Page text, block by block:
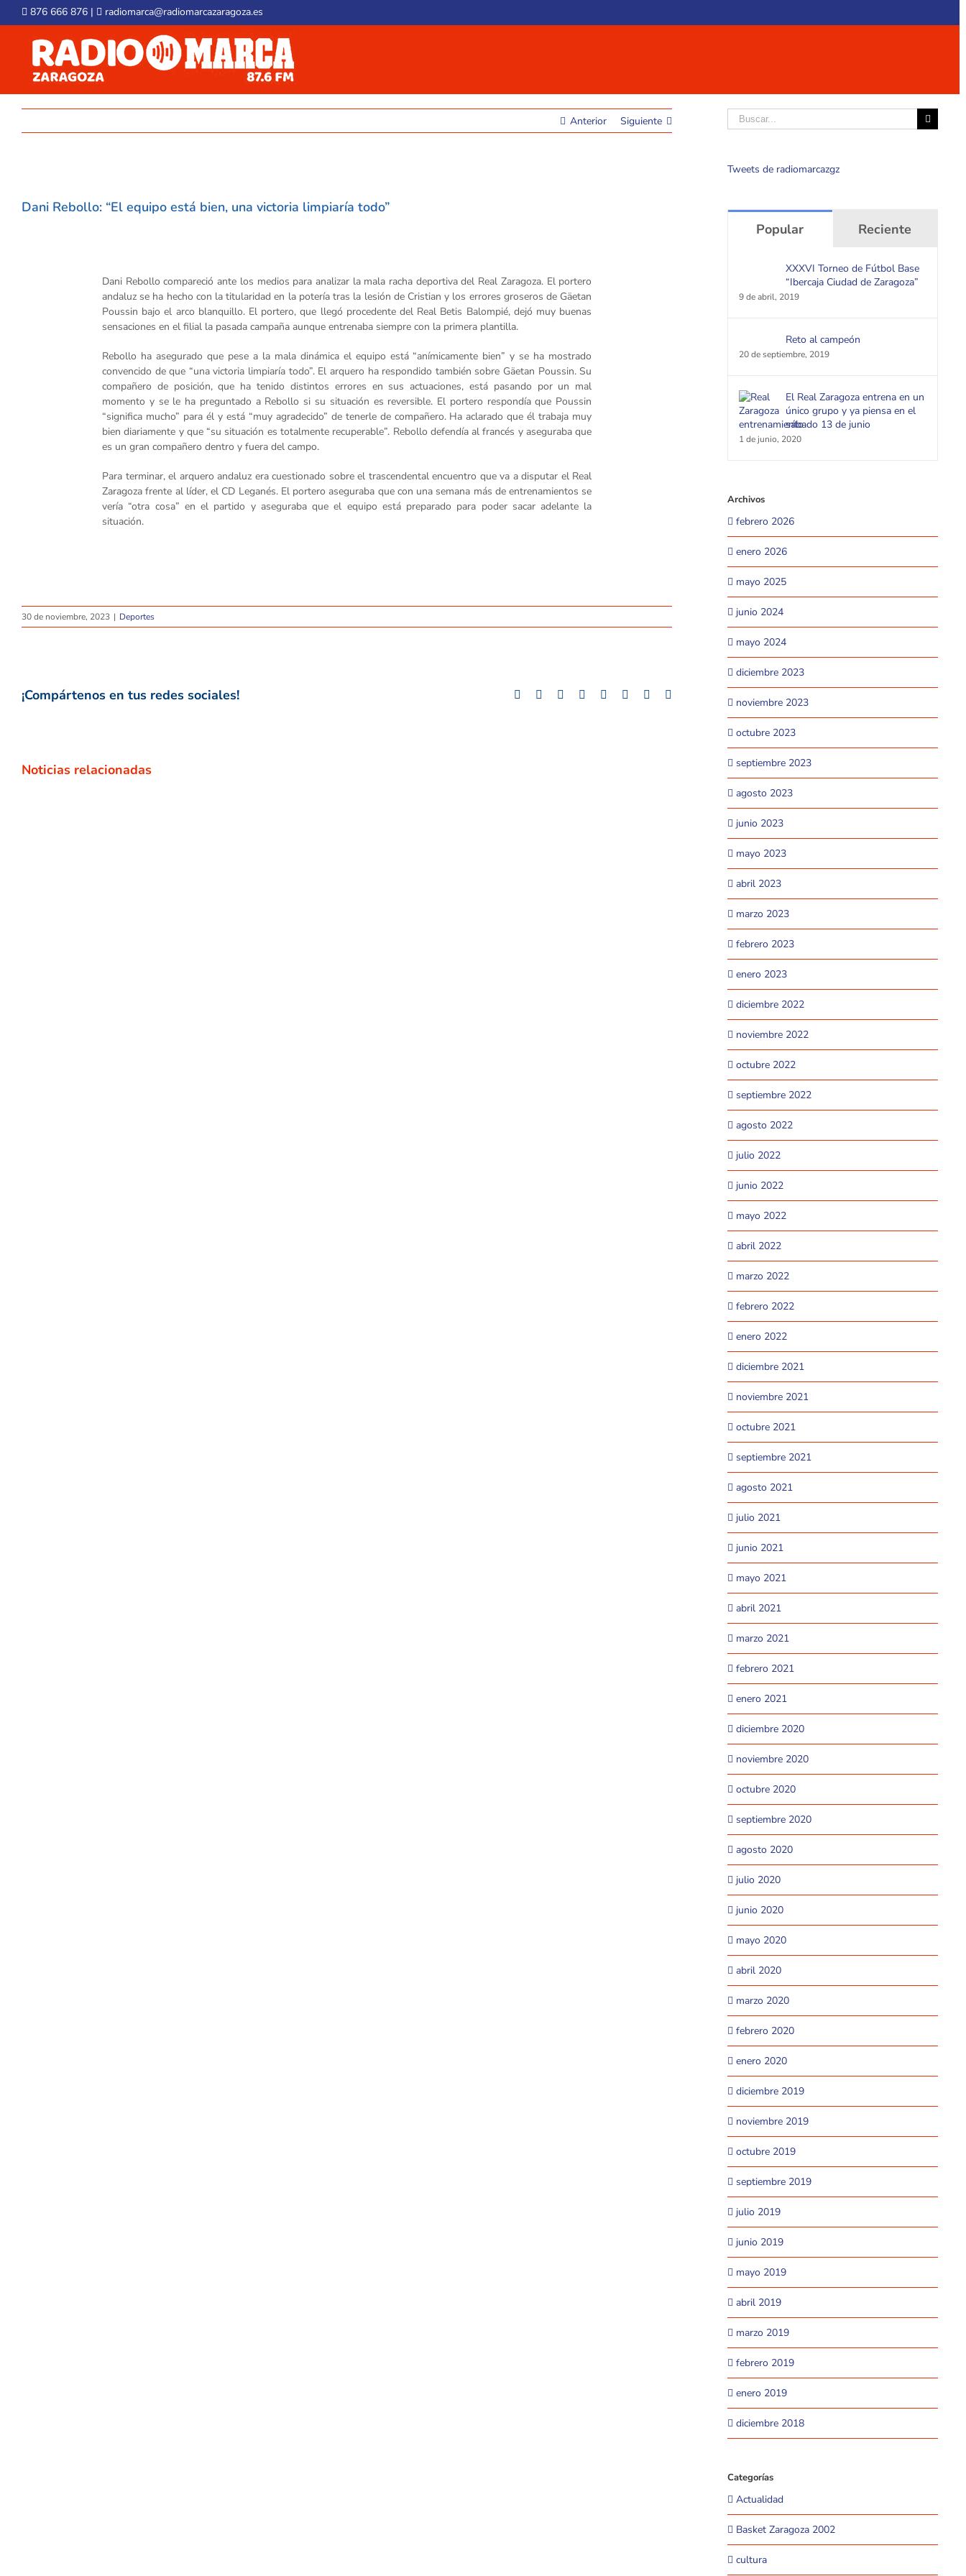
to
876 666 876 | radiomarca@radiomarcazaragoza.es
Anterior Siguiente
Image
Dani Rebollo: “El equipo está bien, una victoria limpiaría todo”
Dani Rebollo compareció ante los medios para analizar la mala racha deportiva del Real Zaragoza. El portero
andaluz se ha hecho con la titularidad en la potería tras la lesión de Cristian y los errores groseros de Gäetan
Poussin bajo el arco blanquillo. El portero, que llegó procedente del Real Betis Balompié, dejó muy buenas
sensaciones en el filial la pasada campaña aunque entrenaba siempre con la primera plantilla.
Rebollo ha asegurado que pese a la mala dinámica el equipo está “anímicamente bien” y se ha mostrado
convencido de que “una victoria limpiaría todo”. El arquero ha respondido también sobre Gäetan Poussin. Su
compañero de posición, que ha tenido distintos errores en sus actuaciones, está pasando por un mal
momento y se le ha preguntado a Rebollo si su situación es reversible. El portero respondía que Poussin
“significa mucho” para él y está “muy agradecido” de tenerle de compañero. Ha aclarado que él trabaja muy
bien diariamente y que “su situación es totalmente recuperable”. Rebollo defendía al francés y aseguraba que
es un gran compañero dentro y fuera del campo.
Para terminar, el arquero andaluz era cuestionado sobre el trascendental encuentro que va a disputar el Real
Zaragoza frente al líder, el CD Leganés. El portero aseguraba que con una semana más de entrenamientos se
vería “otra cosa” en el partido y aseguraba que el equipo está preparado para poder sacar adelante la
situación.
30 de noviembre, 2023 | Deportes
¡Compártenos en tus redes sociales! Facebook
TwitterLinkedInWhatsappGoogle+
TumblrPinterest
Noticias relacionadas
Buscar
Tweets de radiomarcazgz
Popular Reciente
XXXVI Torneo de Fútbol Base
“Ibercaja Ciudad de Zaragoza”
9 de abril, 2019
Reto al campeón
20 de septiembre, 2019
El Real Zaragoza entrena en un
único grupo y ya piensa en el
sábado 13 de junio
1 de junio, 2020
Archivos
febrero 2026
enero 2026
mayo 2025
junio 2024
mayo 2024
diciembre 2023
noviembre 2023
octubre 2023
septiembre 2023
agosto 2023
junio 2023
mayo 2023
abril 2023
marzo 2023
febrero 2023
enero 2023
diciembre 2022
noviembre 2022
octubre 2022
septiembre 2022
agosto 2022
julio 2022
junio 2022
mayo 2022
abril 2022
marzo 2022
febrero 2022
enero 2022
diciembre 2021
noviembre 2021
octubre 2021
septiembre 2021
agosto 2021
julio 2021
junio 2021
mayo 2021
abril 2021
marzo 2021
febrero 2021
enero 2021
diciembre 2020
noviembre 2020
octubre 2020
septiembre 2020
agosto 2020
julio 2020
junio 2020
mayo 2020
abril 2020
marzo 2020
febrero 2020
enero 2020
diciembre 2019
noviembre 2019
octubre 2019
septiembre 2019
julio 2019
junio 2019
mayo 2019
abril 2019
marzo 2019
febrero 2019
enero 2019
diciembre 2018
Categorías
Actualidad
Basket Zaragoza 2002
cultura